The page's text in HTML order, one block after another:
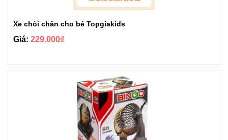
Xe chòi chân cho bé Topgiakids
Giá: 229.000₫